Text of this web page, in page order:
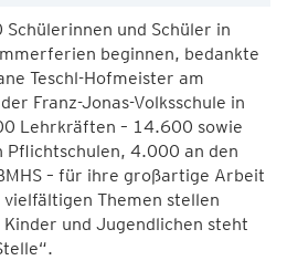
und Schüler in
beginnen, bedankte
Teschl-Hofmeister am
Franz-Jonas-Volksschule in
Lehrkräften – 14.600 sowie
Pflichtschulen, 4.000 an den
– für ihre großartige Arbeit
Themen stellen
Kinder und Jugendlichen steht